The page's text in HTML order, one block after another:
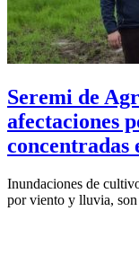
Seremi de
afectaciones
concentradas
Inundaciones de
por viento y lluvia, son